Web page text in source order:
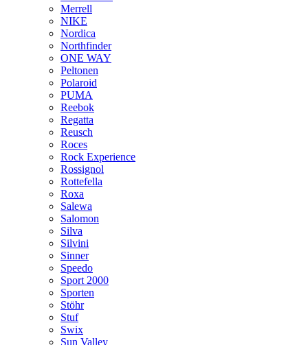
Merrell
NIKE
Nordica
Northfinder
ONE WAY
Peltonen
Polaroid
PUMA
Reebok
Regatta
Reusch
Roces
Rock Experience
Rossignol
Rottefella
Roxa
Salewa
Salomon
Silva
Silvini
Sinner
Speedo
Sport 2000
Sporten
Stöhr
Stuf
Swix
Sun Valley